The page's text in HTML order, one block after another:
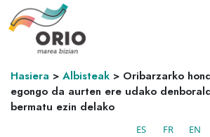
Hasiera > Albisteak > Oribarzarko
egongo da aurten ere udako
bermatu ezin delako
ES FR EN